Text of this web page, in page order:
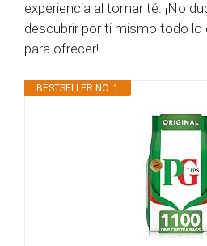
experiencia al tomar té. ¡No
descubrir por ti mismo todo lo
para ofrecer!
BESTSELLER NO. 1